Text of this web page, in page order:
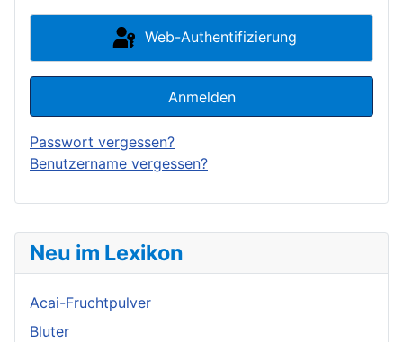
Neu im Lexikon
Acai-Fruchtpulver
Bluter
Web-Authentifizierung
Anmelden
Passwort vergessen?
Benutzername vergessen?